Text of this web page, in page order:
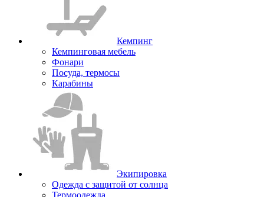
Кемпинг
Кемпинговая мебель
Фонари
Посуда, термосы
Карабины
Экипировка
Одежда с защитой от солнца
Термоодежда